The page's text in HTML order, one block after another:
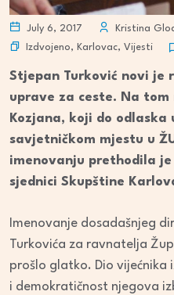
July 6, 2017
Kristina
Izdvojeno, Karlovac, Vijesti
Stjepan Turković novi je
uprave za ceste. Na
Kozjana, koji do
savjetničkom mjestu u
imenovanju prethodila
sjednici Skupštine
Imenovanje dosadašnjeg
Turkovića za ravnatelja
prošlo glatko. Dio vijećnika
i demokratičnost njegova